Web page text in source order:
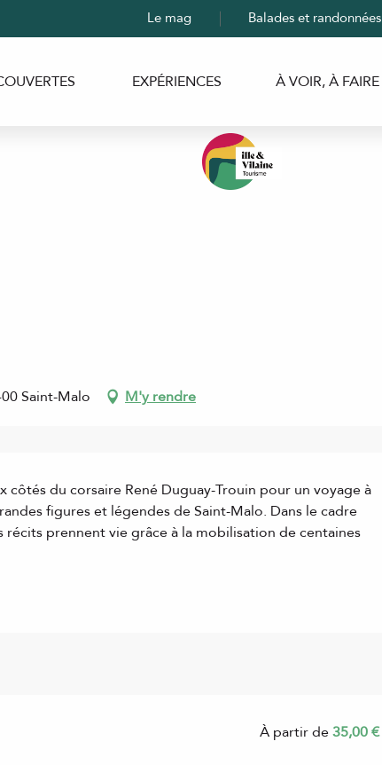
Le mag Balades et randonnées
EXPÉRIENCES À VOIR, À FAIRE
Saint-Malo M'y rendre
côtés du corsaire René Duguay-Trouin pour un voyage à
figures et légendes de Saint-Malo. Dans le cadre
récits prennent vie grâce à la mobilisation de centaines
À partir de35,00 €